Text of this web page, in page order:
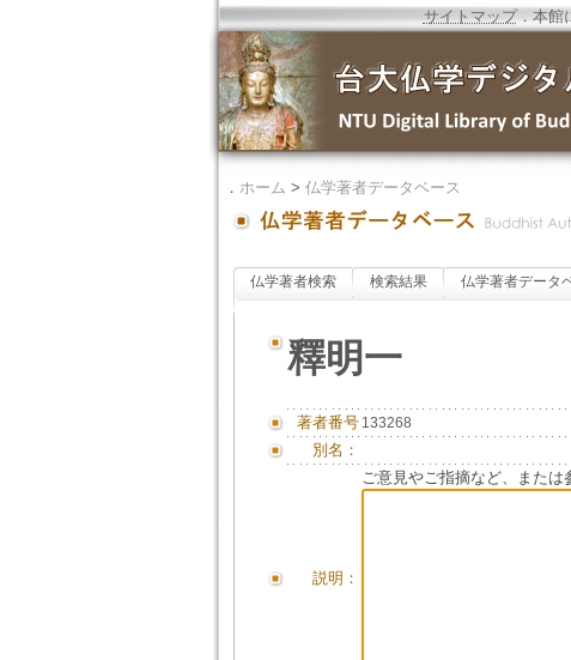
サイトマップ．本館
． ホーム > 仏学著者データベース
仏学著者検索 検索結果 仏学著者データ
釋明一
著者番号 133268
別名：
説明：
ご意見やご指摘など、または